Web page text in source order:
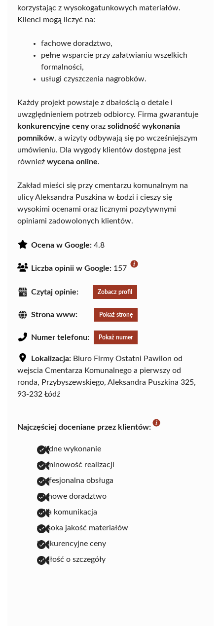
korzystając z wysokogatunkowych materiałów.
Klienci mogą liczyć na:
fachowe doradztwo,
pełne wsparcie przy załatwianiu wszelkich
formalności,
usługi czyszczenia nagrobków.
Każdy projekt powstaje z dbałością o detale i
uwzględnieniem potrzeb odbiorcy. Firma gwarantuje
konkurencyjne cenyoraz solidność wykonania
pomników, a wizyty odbywają się po wcześniejszym
umówieniu. Dla wygody klientów dostępna jest
również wycena online.
Zakład mieści się przy cmentarzu komunalnym na
ulicy Aleksandra Puszkina w Łodzi i cieszy się
wysokimi ocenami oraz licznymi pozytywnymi
opiniami zadowolonych klientów.
Ocena w Google: 4.8
Liczba opinii w Google: 157
Czytaj opinie: Zobacz profil
Strona www: Pokaż stronę
Numer telefonu: Pokaż numer
Lokalizacja: Biuro Firmy Ostatni Pawilon od
wejscia Cmentarza Komunalnego a pierwszy od
ronda, Przybyszewskiego, Aleksandra Puszkina 325,
93-232 Łódź
Najczęściej doceniane przez klientów:
solidne wykonanie
terminowość realizacji
profesjonalna obsługa
fachowe doradztwo
miła komunikacja
wysoka jakość materiałów
konkurencyjne ceny
dbałość o szczegóły